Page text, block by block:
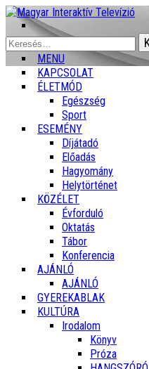
Keresés:
MENU
KAPCSOLAT
ÉLETMÓD
Egészség
Sport
ESEMÉNY
Díjátadó
Előadás
Hagyomány
Helytörténet
KÖZÉLET
Évforduló
Oktatás
Tábor
Konferencia
AJÁNLÓ
AJÁNLÓ
GYEREKABLAK
KULTÚRA
Irodalom
Könyv
Próza